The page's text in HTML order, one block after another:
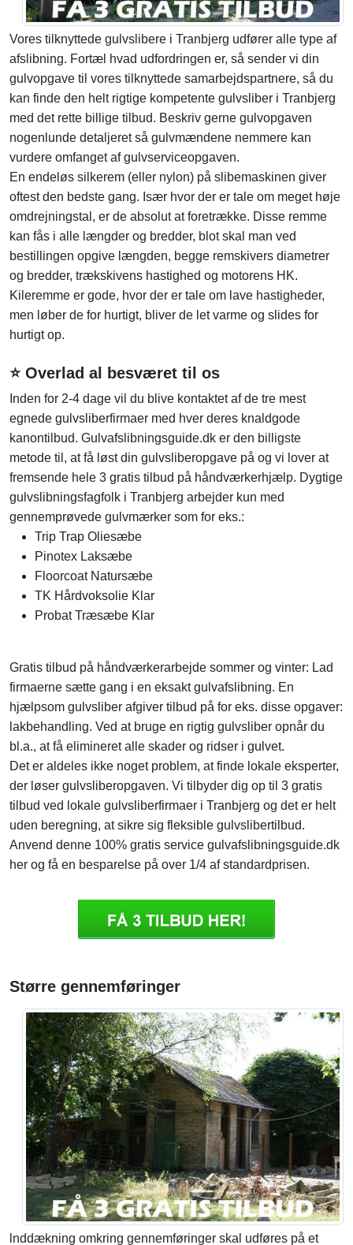
Vores tilknyttede gulvslibere i Tranbjerg udfører alle type af
afslibning. Fortæl hvad udfordringen er, så sender vi din
gulvopgave til vores tilknyttede samarbejdspartnere, så du
kan finde den helt rigtige kompetente gulvsliber i Tranbjerg
med det rette billige tilbud. Beskriv gerne gulvopgaven
nogenlunde detaljeret så gulvmændene nemmere kan
vurdere omfanget af gulvserviceopgaven.
En endeløs silkerem (eller nylon) på slibemaskinen giver
oftest den bedste gang. Især hvor der er tale om meget høje
omdrejningstal, er de absolut at foretrække. Disse remme
kan fås i alle længder og bredder, blot skal man ved
bestillingen opgive længden, begge remskivers diametrer
og bredder, trækskivens hastighed og motorens HK.
Kileremme er gode, hvor der er tale om lave hastigheder,
men løber de for hurtigt, bliver de let varme og slides for
hurtigt op.
⭐ Overlad al besværet til os
Inden for 2-4 dage vil du blive kontaktet af de tre mest
egnede gulvsliberfirmaer med hver deres knaldgode
kanontilbud. Gulvafslibningsguide.dk er den billigste
metode til, at få løst din gulvsliberopgave på og vi lover at
fremsende hele 3 gratis tilbud på håndværkerhjælp. Dygtige
gulvslibningsfagfolk i Tranbjerg arbejder kun med
gennemprøvede gulvmærker som for eks.:
Trip Trap Oliesæbe
Pinotex Laksæbe
Floorcoat Natursæbe
TK Hårdvoksolie Klar
Probat Træsæbe Klar
Gratis tilbud på håndværkerarbejde sommer og vinter: Lad
firmaerne sætte gang i en eksakt gulvafslibning. En
hjælpsom gulvsliber afgiver tilbud på for eks. disse opgaver:
lakbehandling. Ved at bruge en rigtig gulvsliber opnår du
bl.a., at få elimineret alle skader og ridser i gulvet.
Det er aldeles ikke noget problem, at finde lokale eksperter,
der løser gulvsliberopgaven. Vi tilbyder dig op til 3 gratis
tilbud ved lokale gulvsliberfirmaer i Tranbjerg og det er helt
uden beregning, at sikre sig fleksible gulvslibertilbud.
Anvend denne 100% gratis service gulvafslibningsguide.dk
her og få en besparelse på over 1/4 af standardprisen.
Større gennemføringer
lnddækning omkring gennemføringer skal udføres på et